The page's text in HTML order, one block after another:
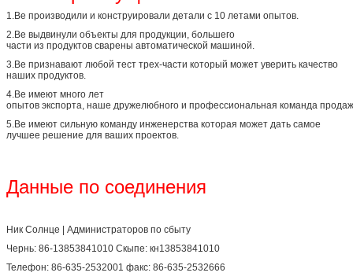
1.Ве производили и конструировали детали с 10 летами опытов.
2.Ве выдвинули объекты для продукции, большего
части из продуктов сварены автоматической машиной.
3.Ве признавают любой тест трех-части который может уверить качество
наших продуктов.
4.Ве имеют много лет
опытов экспорта, наше дружелюбного и профессиональная команда
5.Ве имеют сильную команду инженерства которая может дать самое
лучшее решение для ваших проектов.
Данные по соединения
Ник Солнце | Администраторов по сбыту
Чернь: 86-13853841010 Скыпе: кн13853841010
Телефон: 86-635-2532001 факс: 86-635-2532666